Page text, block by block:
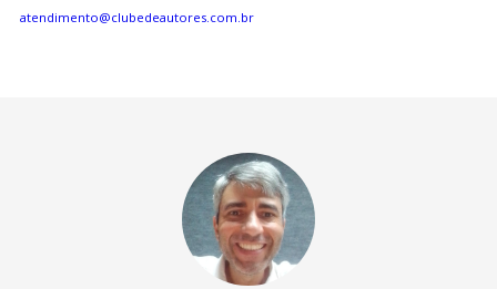
atendimento@clubedeautores.com.br